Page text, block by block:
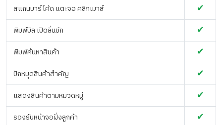
สแกนบาร์โค้ด แตะจอ คลิกเมาส์
✔
พิมพ์บิล เปิดลิ้นชัก ✔
พิมพ์ค้นหาสินค้า ✔
ปักหมุดสินค้าสำคัญ ✔
แสดงสินค้าตามหมวดหมู่ ✔
รองรับหน้าจอฝั่งลูกค้า ✔